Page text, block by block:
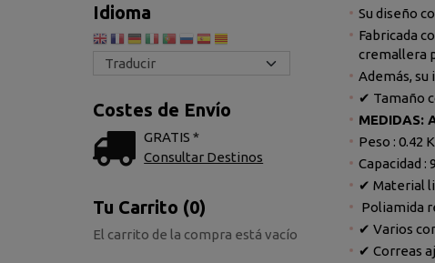
Idioma
Costes de Envío
GRATIS *
Consultar Destinos
Tu Carrito (0)
El carrito de la compra está vacío
Su diseño
Fabricada
cremallera
Además,
✔ Tamaño
MEDIDAS:
Peso : 0.42
Capacidad :
✔ Material
Poliamida
✔ Varios
✔ Correas